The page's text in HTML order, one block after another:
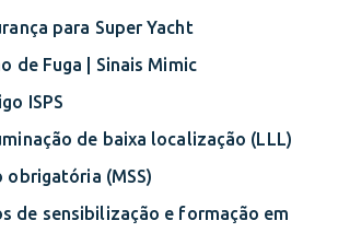
para Super Yacht
de Fuga | Sinais Mimic
ISPS
de baixa localização (LLL)
obrigatória (MSS)
de sensibilização e formação em